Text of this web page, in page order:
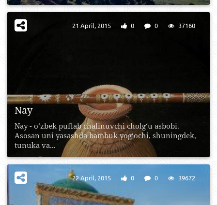
Nay
Nay - o‘zbek puflab chalinuvchi cholg‘u asbobi.
Asosan uni yasashda bambuk yog‘ochi, shuningdek,
tunuka va...
21 April, 2015 0 0 37160
22 April, 2015 0 0 39672